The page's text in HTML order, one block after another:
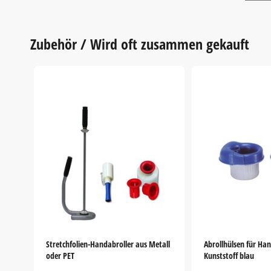
Zubehör / Wird oft zusammen gekauft
Stretchfolien-Handabroller aus Metall
oder PET
Abrollhülsen für
Kunststoff blau